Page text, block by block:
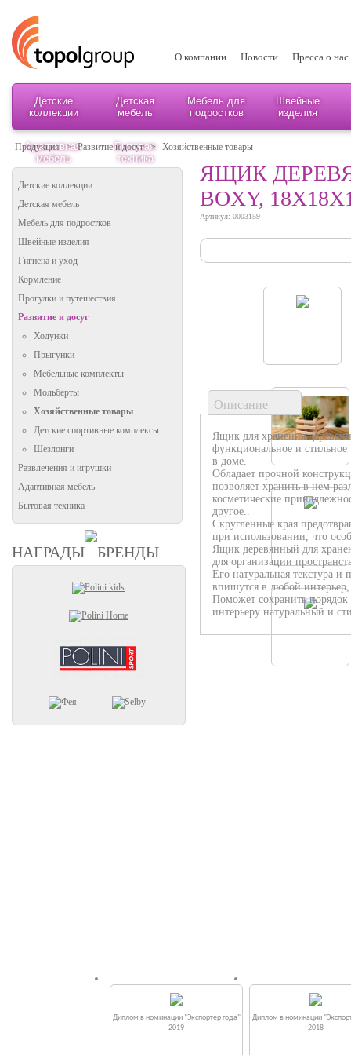
О компании Новости Пресса о нас
Детские
коллекции
Детская
мебель
Мебель для
подростков
Швейные
изделия
Адаптивная
мебель
Бытовая
техника
Продукция > Развитие и досуг > Хозяйственные товары
Детские коллекции
Детская мебель
Мебель для подростков
Швейные изделия
Гигиена и уход
Кормление
Прогулки и путешествия
Развитие и досуг
Ходунки
Прыгунки
Мебельные комплекты
Мольберты
Хозяйственные товары
Детские спортивные комплексы
Шезлонги
Развлечения и игрушки
Адаптивная мебель
Бытовая техника
НАГРАДЫ БРЕНДЫ
ЯЩИК
BOXY,
Артикул: 0003159
Описание
Ящик для хранения
функциональное и стильное
в доме.
Обладает прочной
позволяет хранить в нем
косметические
другое..
Скругленные края
при использовании, что
Ящик деревянный для
для организации
Его натуральная текстура
впишутся в любой
Поможет сохранить
интерьеру натуральный и
Диплом в номинации "Экспортер года"
2019
Диплом в номинации
2018